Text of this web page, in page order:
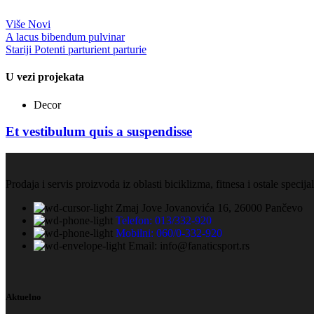
Više Novi
A lacus bibendum pulvinar
Stariji Potenti parturient parturie
U vezi projekata
Decor
Et vestibulum quis a suspendisse
Prodaja i servis proizvoda iz oblasti biciklizma, fitnesa i ostale
Zmaj Jove Jovanovića 16, 26000 Pančevo
Telefon: 013/332-920
Mobilni: 060/0-332-920
Email: info@fanaticsport.rs
Aktuelno